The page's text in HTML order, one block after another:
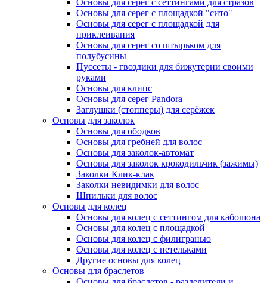
Основы для серег с сеттингами для стразов
Основы для серег с площадкой "сито"
Основы для серег с площадкой для
приклеивания
Основы для серег со штырьком для
полубусины
Пуссеты - гвоздики для бижутерии своими
руками
Основы для клипс
Основы для серег Pandora
Заглушки (стопперы) для серёжек
Основы для заколок
Основы для ободков
Основы для гребней для волос
Основы для заколок-автомат
Основы для заколок крокодильчик (зажимы)
Заколки Клик-клак
Заколки невидимки для волос
Шпильки для волос
Основы для колец
Основы для колец с сеттингом для кабошона
Основы для колец с площадкой
Основы для колец с филигранью
Основы для колец с петельками
Другие основы для колец
Основы для браслетов